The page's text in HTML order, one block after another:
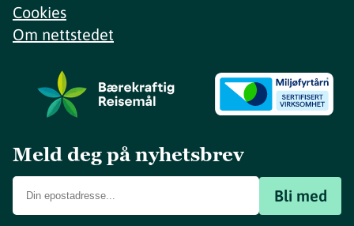
Cookies
Om nettstedet
Meld deg på nyhetsbrev
Bli med